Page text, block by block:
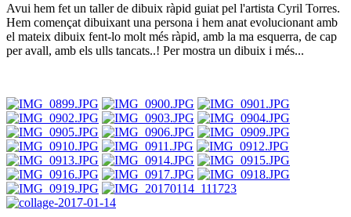
Avui hem fet un taller de dibuix ràpid guiat pel l'artista Cyril Torres.
Hem començat dibuixant una persona i hem anat evolucionant amb
el mateix dibuix fent-lo molt més ràpid, amb la ma esquerra, de cap
per avall, amb els ulls tancats..! Per mostra un dibuix i més...